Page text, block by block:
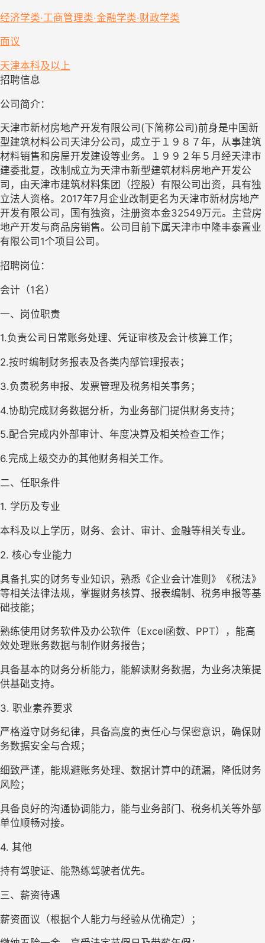
经济学类·工商管理类·金融学类·财政学类
面议
天津本科及以上
招聘信息
公司简介 ：
天津市新材房地产开发有限公司 (下简称公司)前身是中国新
型建筑材料公司天津分公司，成立于１９８７年，从事建筑
材料销售和房屋开发建设等业务。１９９２年５月经天津市
建委批复，改制成立为天津市新型建筑材料房地产开发公
司，由天津市建筑材料集团（控股）有限公司出资，具有独
立法人资格。2017年7月企业改制更名为天津市新材房地产
开发有限公司，国有独资，注册资本金32549万元。主营房
地产开发与商品房销售。公司目前下属天津市中隆丰泰置业
有限公司1个项目公司。
招聘岗位：
会计（1名）
一、岗位职责
1.负责公司日常账务处理、凭证审核及会计核算工作；
2.按时编制财务报表及各类内部管理报表；
3.负责税务申报、发票管理及税务相关事务；
4.协助完成财务数据分析，为业务部门提供财务支持；
5.配合完成内外部审计、年度决算及相关检查工作；
6.完成上级交办的其他财务相关工作。
二、任职条件
1. 学历及专业
本科及以上学历，财务、会计、审计、金融等相关专业。
2. 核心专业能力
具备扎实的财务专业知识，熟悉《企业会计准则》《税法》
等相关法律法规，掌握财务核算、报表编制、税务申报等基
础技能；
熟练使用财务软件及办公软件（Excel函数、PPT），能高
效处理账务数据与制作财务报告；
具备基本的财务分析能力，能解读财务数据，为业务决策提
供基础支持。
3. 职业素养要求
严格遵守财务纪律，具备高度的责任心与保密意识，确保财
务数据安全与合规；
细致严谨，能规避账务处理、数据计算中的疏漏，降低财务
风险；
具备良好的沟通协调能力，能与业务部门、税务机关等外部
单位顺畅对接。
4. 其他
持有驾驶证、能熟练驾驶者优先。
三、薪资待遇
薪资面议（根据个人能力与经验从优确定）；